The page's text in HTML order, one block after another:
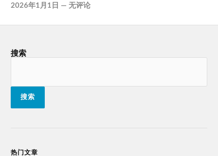
2026年1月1日 —无评论
搜索
搜索
热门文章